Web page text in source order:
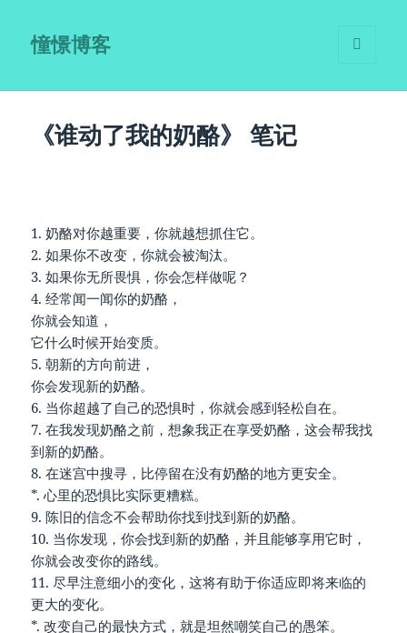
憧憬博客
挂件
《谁动了我的奶酪》 笔记
1. 奶酪对你越重要，你就越想抓住它。
2. 如果你不改变，你就会被淘汰。
3. 如果你无所畏惧，你会怎样做呢？
4. 经常闻一闻你的奶酪，
你就会知道，
它什么时候开始变质。
5. 朝新的方向前进，
你会发现新的奶酪。
6. 当你超越了自己的恐惧时，你就会感到轻松自在。
7. 在我发现奶酪之前，想象我正在享受奶酪，这会帮我找
到新的奶酪。
8. 在迷宫中搜寻，比停留在没有奶酪的地方更安全。
*. 心里的恐惧比实际更糟糕。
9. 陈旧的信念不会帮助你找到找到新的奶酪。
10. 当你发现，你会找到新的奶酪，并且能够享用它时，
你就会改变你的路线。
11. 尽早注意细小的变化，这将有助于你适应即将来临的
更大的变化。
*. 改变自己的最快方式，就是坦然嘲笑自己的愚笨。